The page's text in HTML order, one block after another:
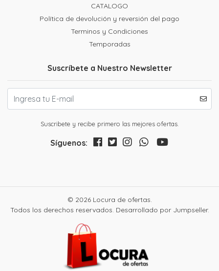
CATALOGO
Política de devolución y reversión del pago
Terminos y Condiciones
Temporadas
Suscríbete a Nuestro Newsletter
Suscribete y recibe primero las mejores ofertas.
Síguenos:
© 2026 Locura de ofertas.
Todos los derechos reservados. Desarrollado por Jumpseller.